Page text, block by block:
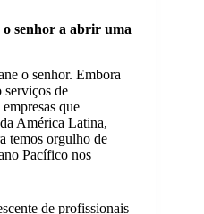
senhor a abrir uma
o senhor. Embora
serviços de
que
América Latina,
temos orgulho de
Pacífico nos
de profissionais